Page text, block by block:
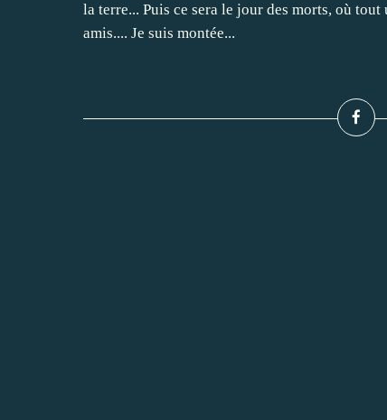
la terre... Puis ce sera le jour des morts, où
amis.... Je suis montée...